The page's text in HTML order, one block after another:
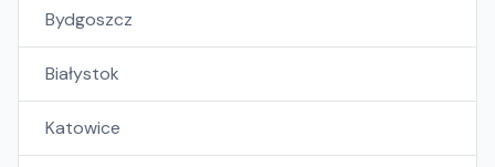
Bydgoszcz
Białystok
Katowice